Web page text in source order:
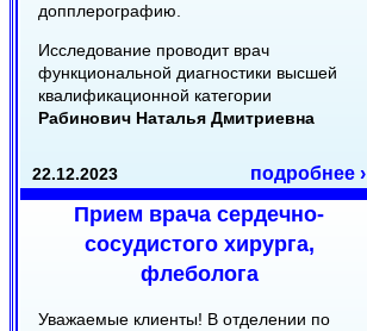
допплерографию.
Исследование проводит врач
функциональной диагностики высшей
квалификационной категории
Рабинович Наталья Дмитриевна
22.12.2023 подробнее ›
Прием врача сердечно-
сосудистого хирурга,
флеболога
Уважаемые клиенты! В отделении по